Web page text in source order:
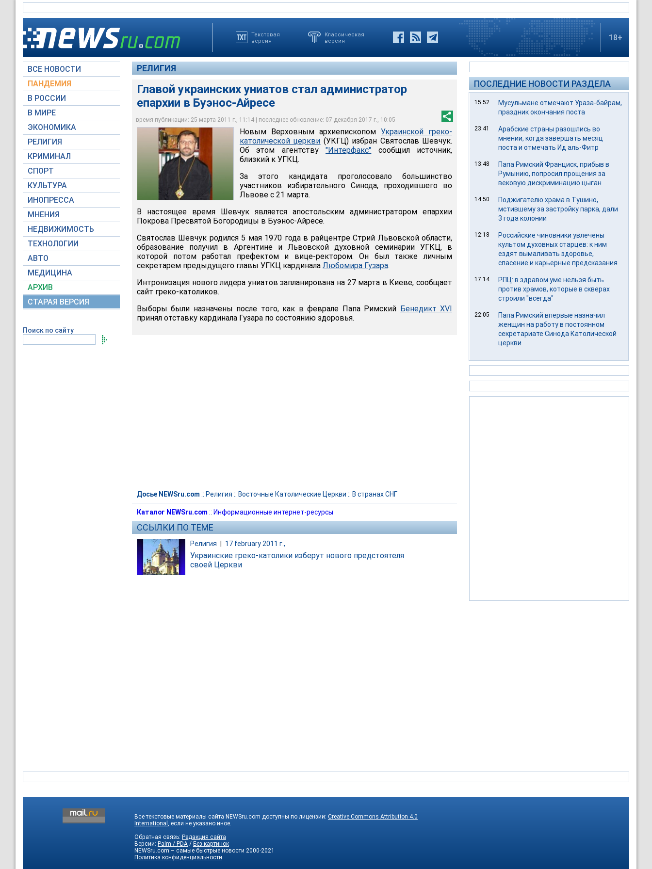
Текстовая
версия
Классическая
версия
18+
ВСЕ НОВОСТИ
ПАНДЕМИЯ
В РОССИИ
В МИРЕ
ЭКОНОМИКА
РЕЛИГИЯ
КРИМИНАЛ
СПОРТ
КУЛЬТУРА
ИНОПРЕССА
МНЕНИЯ
НЕДВИЖИМОСТЬ
ТЕХНОЛОГИИ
АВТО
МЕДИЦИНА
АРХИВ
СТАРАЯ ВЕРСИЯ
Поиск по сайту
РЕЛИГИЯ
Главой украинских униатов стал администратор
епархии в Буэнос-Айресе
время публикации: 25 марта 2011 г., 11:14 | последнее обновление: 07 декабря 2017 г., 10:05
Святослав Шевчук родился 5 мая 1970 года в райцентре Стрий Львовской области,
образование получил в Аргентине и Львовской духовной семинарии УГКЦ, в которой
потом работал префектом и вице-ректором
web.ugcc.org.ua Новым Верховным архиепископом Украинской греко-
католической церкви (УКГЦ) избран Святослав Шевчук.
Об этом агентству"Интерфакс" сообщил источник,
близкий к УГКЦ.
За этого кандидата проголосовало большинство
участников избирательного Синода, проходившего во
Львове с 21 марта.
В настоящее время Шевчук является апостольским администратором епархии
Покрова Пресвятой Богородицы в Буэнос-Айресе.
Святослав Шевчук родился 5 мая 1970 года в райцентре Стрий Львовской области,
образование получил в Аргентине и Львовской духовной семинарии УГКЦ, в
которой потом работал префектом и вице-ректором. Он был также личным
секретарем предыдущего главы УГКЦ кардинала Любомира Гузара.
Интронизация нового лидера униатов запланирована на 27 марта в Киеве, сообщает
сайт греко-католиков.
Выборы были назначены после того, как в феврале Папа Римский Бенедикт XVI
принял отставку кардинала Гузара по состоянию здоровья.
Досье NEWSru.com :: Религия :: Восточные Католические Церкви :: В странах СНГ
Каталог NEWSru.com :: Информационные интернет-ресурсы
ССЫЛКИ ПО ТЕМЕ
Религия 17 february 2011 г.,
Украинские греко-католики изберут нового предстоятеля
своей Церкви
ПОСЛЕДНИЕ НОВОСТИ РАЗДЕЛА
15:52
Мусульмане отмечают Ураза-байрам,
праздник окончания поста
23:41
Арабские страны разошлись во
мнении, когда завершать месяц
поста и отмечать Ид аль-Фитр
13:48
Папа Римский Франциск, прибыв в
Румынию, попросил прощения за
вековую дискриминацию цыган
14:50
Поджигателю храма в Тушино,
мстившему за застройку парка, дали
3 года колонии
12:18
Российские чиновники увлечены
культом духовных старцев: к ним
ездят вымаливать здоровье,
спасение и карьерные предсказания
17:14
РПЦ: в здравом уме нельзя быть
против храмов, которые в скверах
строили "всегда"
22:05
Папа Римский впервые назначил
женщин на работу в постоянном
секретариате Синода Католической
церкви
Все текстовые материалы сайта NEWSru.com доступны по лицензии: Creative Commons Attribution 4.0
International , если не указано иное.
Обратная связь: Редакция сайта
Версии: Palm / PDA / Без картинок
NEWSru.com – самые быстрые новости 2000-2021
Политика конфиденциальности